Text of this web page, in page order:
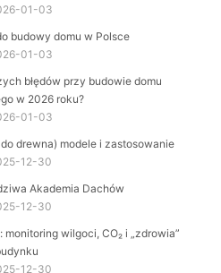
01-03
budowy domu w Polsce
01-03
błędów przy budowie domu
w 2026 roku?
01-03
drewna) modele i zastosowanie
12-30
Akademia Dachów
12-30
wilgoci, CO₂ i „zdrowia”
12-30